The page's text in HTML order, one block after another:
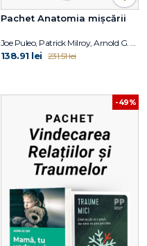
Pachet Anatomia mișcării
Joe Puleo, Patrick Milroy, Arnold G. Nelson, Jouko Kokkonen, Shannon Sovndal
138.91 lei 231.51 lei
-49%